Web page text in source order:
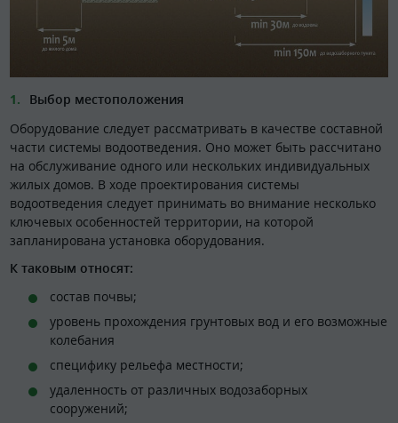
Выбор местоположения
Оборудование следует рассматривать в качестве составной
части системы водоотведения. Оно может быть рассчитано
на обслуживание одного или нескольких индивидуальных
жилых домов. В ходе проектирования системы
водоотведения следует принимать во внимание несколько
ключевых особенностей территории, на которой
запланирована установка оборудования.
К таковым относят:
состав почвы;
уровень прохождения грунтовых вод и его возможные
колебания
специфику рельефа местности;
удаленность от различных водозаборных
сооружений;